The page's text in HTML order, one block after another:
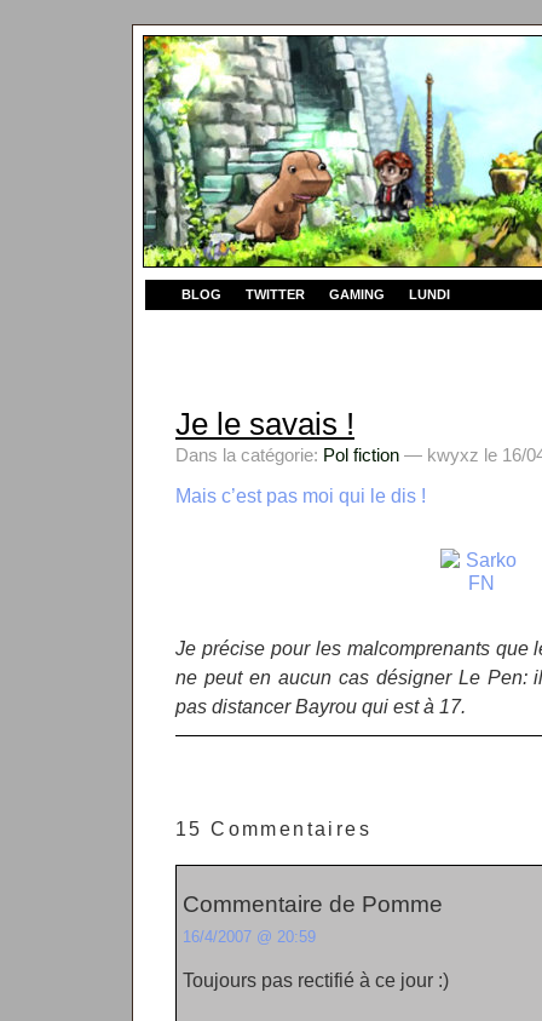
BLOG TWITTER GAMING LUNDI
Je le savais !
Dans la catégorie: Pol fiction — kwyxz le 16/
Mais c’est pas moi qui le dis !
Je précise pour les malcomprenants que
ne peut en aucun cas désigner Le Pen:
pas distancer Bayrou qui est à 17.
15 Commentaires
Commentaire de Pomme
16/4/2007 @ 20:59
Toujours pas rectifié à ce jour :)